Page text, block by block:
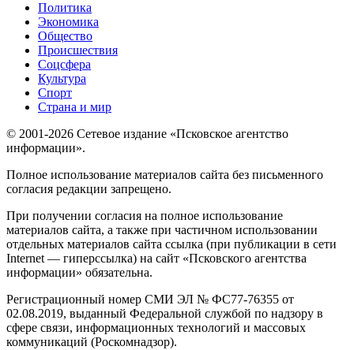
Политика
Экономика
Общество
Происшествия
Соцсфера
Культура
Спорт
Страна и мир
© 2001-2026 Сетевое издание «Псковское агентство
информации».
Полное использование материалов сайта без письменного
согласия редакции запрещено.
При получении согласия на полное использование
материалов сайта, а также при частичном использовании
отдельных материалов сайта ссылка (при публикации в сети
Internet — гиперссылка) на сайт «Псковского агентства
информации» обязательна.
Регистрационный номер СМИ ЭЛ № ФС77-76355 от
02.08.2019, выданный Федеральной службой по надзору в
сфере связи, информационных технологий и массовых
коммуникаций (Роскомнадзор).